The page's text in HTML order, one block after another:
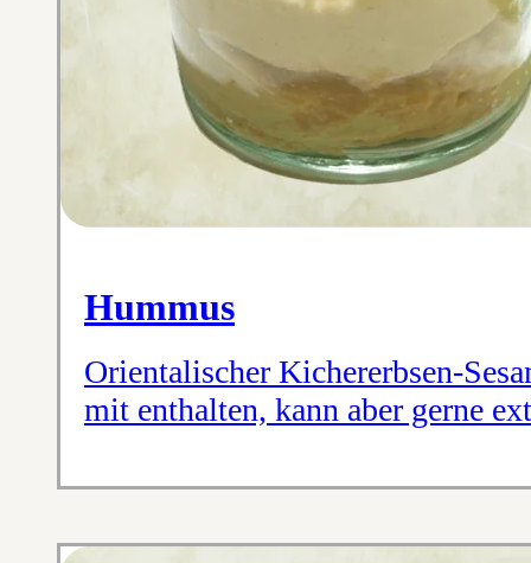
Hummus
Orientalischer Kichererbsen-
mit enthalten, kann aber gerne